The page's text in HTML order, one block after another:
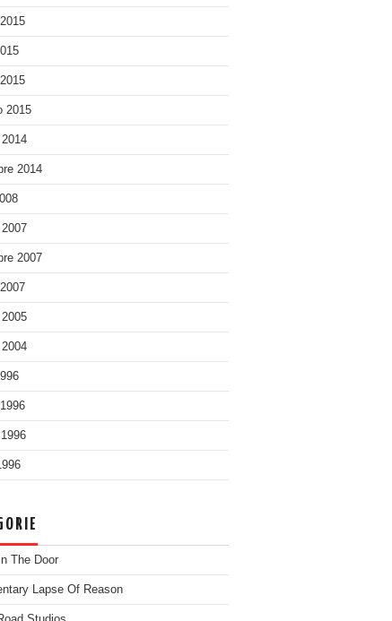
2015
2014
2007
The Door
Lapse Of Reason